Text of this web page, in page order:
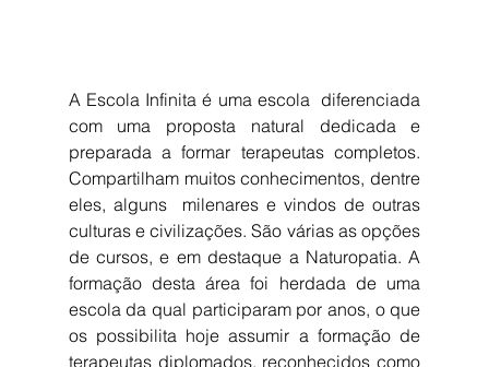
A Escola Infinita é uma escola  diferenciada
com uma proposta natural dedicada e
preparada a formar terapeutas completos.
Compartilham muitos conhecimentos, dentre
eles, alguns  milenares e vindos de outras
culturas e civilizações. São várias as opções
de cursos, e em destaque a Naturopatia. A
formação desta área foi herdada de uma
escola da qual participaram por anos, o que
os possibilita hoje assumir a formação de
terapeutas diplomados, reconhecidos como